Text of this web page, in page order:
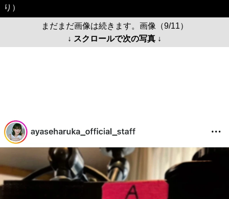
り）
まだまだ画像は続きます。画像（9/11）
↓ スクロールで次の写真 ↓